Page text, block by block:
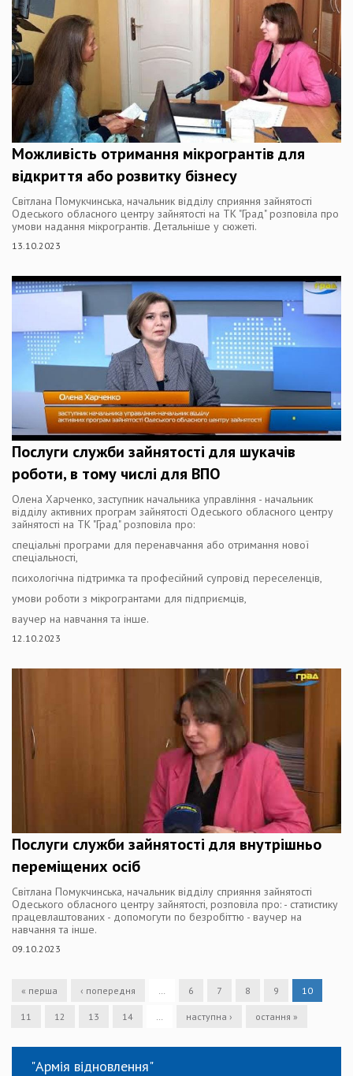
Можливість отримання мікрогрантів для
відкриття або розвитку бізнесу
Світлана Помукчинська, начальник відділу сприяння зайнятості
Одеського обласного центру зайнятості на ТК "Град" розповіла про
умови надання мікрогрантів. Детальніше у сюжеті.
13.10.2023
Послуги служби зайнятості для шукачів
роботи, в тому числі для ВПО
Олена Харченко, заступник начальника управління - начальник
відділу активних програм зайнятості Одеського обласного центру
зайнятості на ТК "Град" розповіла про:
спеціальні програми для перенавчання або отримання нової
спеціальності,
психологічна підтримка та професійний супровід переселенців,
умови роботи з мікрогрантами для підприємців,
ваучер на навчання та інше.
12.10.2023
Послуги служби зайнятості для внутрішньо
переміщених осіб
Світлана Помукчинська, начальник відділу сприяння зайнятості
Одеського обласного центру зайнятості, розповіла про: - статистику
працевлаштованих - допомогути по безробіттю - ваучер на
навчання та інше.
09.10.2023
« перша ‹ попередня … 6 7 8 9 10
11 12 13 14 … наступна › остання »
"Армія відновлення"